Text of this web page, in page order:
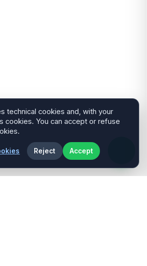
technical cookies and, with your
cookies. You can accept or refuse
Reject Accept